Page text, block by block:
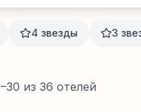
4 звезды 3
–30 из 36 отелей